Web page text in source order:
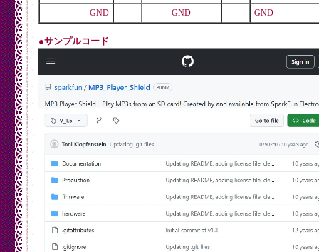
GND
- GND - GND
●サンプルコード